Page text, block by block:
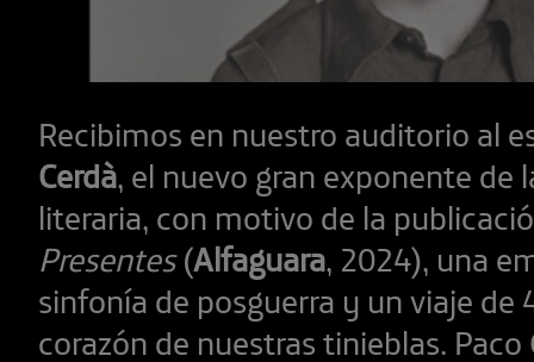
Recibimos en nuestro auditorio al
Cerdà, el nuevo gran exponente de
literaria, con motivo de la
Presentes(Alfaguara, 2024), una
sinfonía de posguerra y un viaje de
corazón de nuestras tinieblas. Paco